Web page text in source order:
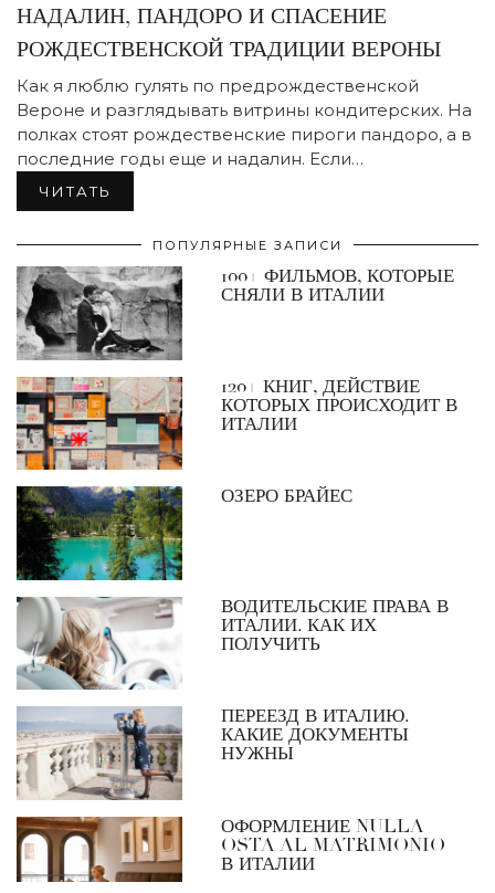
НАДАЛИН, ПАНДОРО И СПАСЕНИЕ
РОЖДЕСТВЕНСКОЙ ТРАДИЦИИ ВЕРОНЫ
Как я люблю гулять по предрождественской
Вероне и разглядывать витрины кондитерских. На
полках стоят рождественские пироги пандоро, а в
последние годы еще и надалин. Если…
ЧИТАТЬ
ПОПУЛЯРНЫЕ ЗАПИСИ
100+ ФИЛЬМОВ, КОТОРЫЕ
СНЯЛИ В ИТАЛИИ
120+ КНИГ, ДЕЙСТВИЕ
КОТОРЫХ ПРОИСХОДИТ В
ИТАЛИИ
ОЗЕРО БРАЙЕС
ВОДИТЕЛЬСКИЕ ПРАВА В
ИТАЛИИ. КАК ИХ
ПОЛУЧИТЬ
ПЕРЕЕЗД В ИТАЛИЮ.
КАКИЕ ДОКУМЕНТЫ
НУЖНЫ
ОФОРМЛЕНИЕ NULLA
OSTA AL MATRIMONIO
В ИТАЛИИ